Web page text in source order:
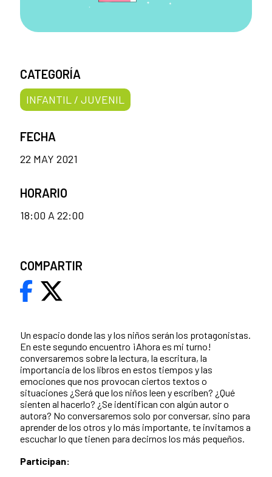
Un espacio donde las y los niños serán los protagonistas.
En este segundo encuentro ¡Ahora es mi turno!
conversaremos sobre la lectura, la escritura, la
importancia de los libros en estos tiempos y las
emociones que nos provocan ciertos textos o
situaciones ¿Será que los niños leen y escriben? ¿Qué
sienten al hacerlo? ¿Se identifican con algún autor o
autora? No conversaremos solo por conversar, sino para
aprender de los otros y lo más importante, te invitamos a
escuchar lo que tienen para decirnos los más pequeños.
Participan:
CATEGORÍA
INFANTIL / JUVENIL
FECHA
22 MAY 2021
HORARIO
18:00 A 22:00
COMPARTIR